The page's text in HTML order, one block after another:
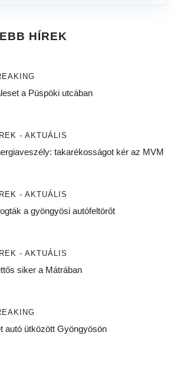
HÍREK
a Püspöki utcában
- AKTUÁLIS
takarékosságot kér az MVM
- AKTUÁLIS
a gyöngyösi autófeltörőt
- AKTUÁLIS
siker a Mátrában
autó ütközött Gyöngyösön